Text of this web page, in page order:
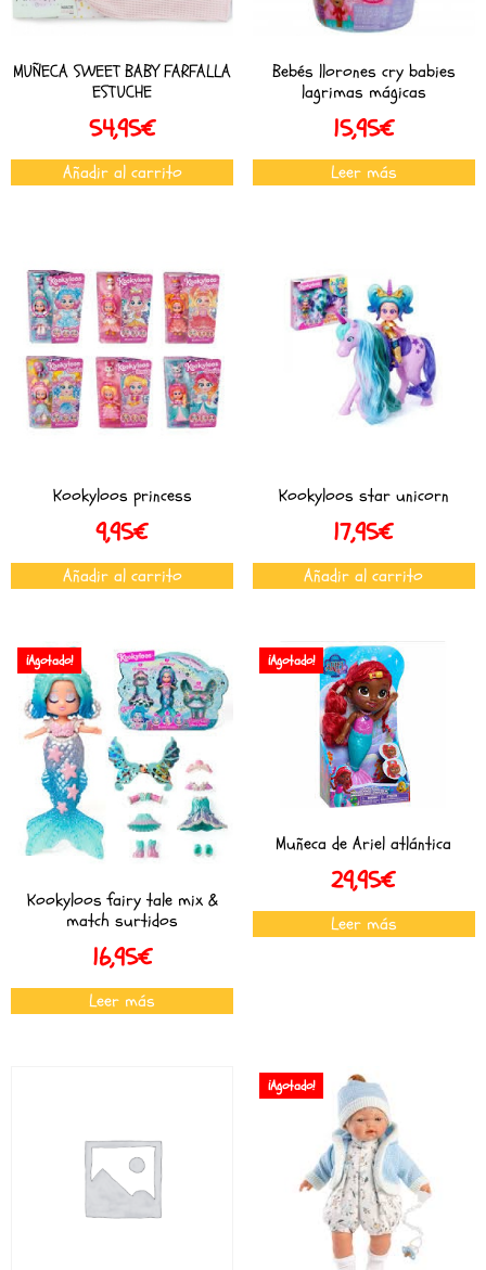
MUÑECA SWEET BABY FARFALLA
ESTUCHE
54,95€
Añadir al carrito
Bebés llorones cry babies
lagrimas mágicas
15,95€
Leer más
Kookyloos princess
9,95€
Añadir al carrito
Kookyloos star unicorn
17,95€
Añadir al carrito
¡Agotado!
Kookyloos fairy tale mix &
match surtidos
16,95€
Leer más
¡Agotado!
Muñeca de Ariel atlántica
29,95€
Leer más
¡Agotado!